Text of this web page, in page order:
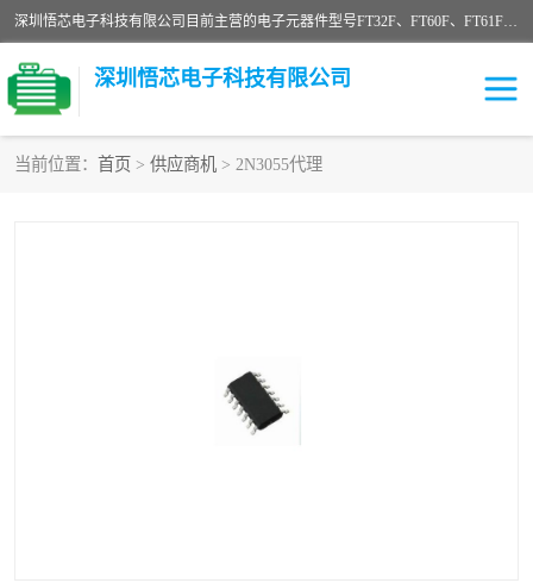
深圳悟芯电子科技有限公司目前主营的电子元器件型号FT32F、FT60F、FT61F、FT62F、FT64F、FT61FC、MCU EEPROM MOS LDO 稳压管 触摸IC DC-DC AC-DC 协议IC等，广泛应用于LED射灯、LED日光灯、等诸多领域。
深圳悟芯电子科技有限公司
当前位置： 首页 > 供应商机 > 2N3055代理